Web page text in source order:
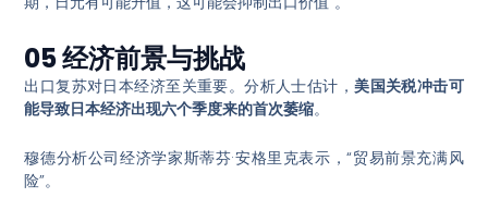
05 经济前景与挑战
出口复苏对日本经济至关重要。分析人士估计，美国关税冲击可
能导致日本经济出现六个季度来的首次萎缩。
穆德分析公司经济学家斯蒂芬·安格里克表示，“贸易前景充满风
险”。